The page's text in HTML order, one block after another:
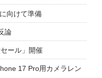
向けて準備
論
ール」開催
17 Pro用カメラレン